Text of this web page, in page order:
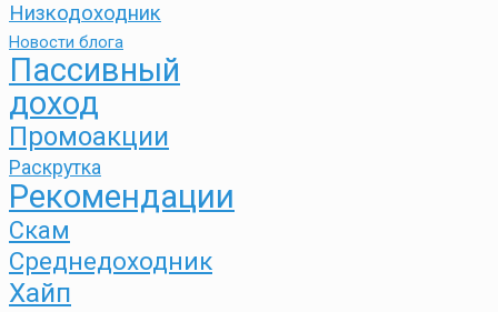
Низкодоходник
Новости блога
Пассивный
доход
Промоакции
Раскрутка
Рекомендации
Скам
Среднедоходник
Хайп